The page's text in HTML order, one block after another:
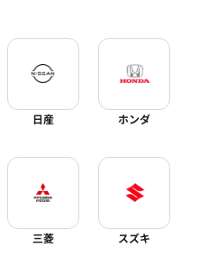
日産 ホンダ
三菱 スズキ